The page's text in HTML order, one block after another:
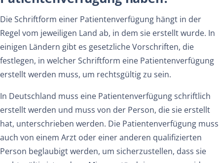
Die Schriftform einer Patientenverfügung hängt in der
Regel vom jeweiligen Land ab, in dem sie erstellt wurde. In
einigen Ländern gibt es gesetzliche Vorschriften, die
festlegen, in welcher Schriftform eine Patientenverfügung
erstellt werden muss, um rechtsgültig zu sein.
In Deutschland muss eine Patientenverfügung schriftlich
erstellt werden und muss von der Person, die sie erstellt
hat, unterschrieben werden. Die Patientenverfügung muss
auch von einem Arzt oder einer anderen qualifizierten
Person beglaubigt werden, um sicherzustellen, dass sie